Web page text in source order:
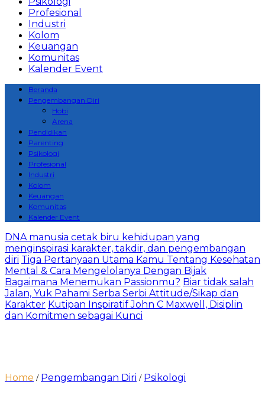
Profesional
Industri
Kolom
Keuangan
Komunitas
Kalender Event
Beranda
Pengembangan Diri
Hobi
Arena
Pendidikan
Parenting
Psikologi
Profesional
Industri
Kolom
Keuangan
Komunitas
Kalender Event
DNA manusia cetak biru kehidupan yang
menginspirasi karakter, takdir, dan pengembangan
diri Tiga Pertanyaan Utama Kamu Tentang Kesehatan
Mental & Cara Mengelolanya Dengan Bijak
Bagaimana Menemukan Passionmu? Biar tidak salah
Jalan, Yuk Pahami Serba Serbi Attitude/Sikap dan
Karakter Kutipan Inspiratif John C Maxwell, Disiplin
dan Komitmen sebagai Kunci
Home / Pengembangan Diri / Psikologi